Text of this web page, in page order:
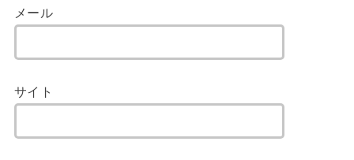
メール
サイト